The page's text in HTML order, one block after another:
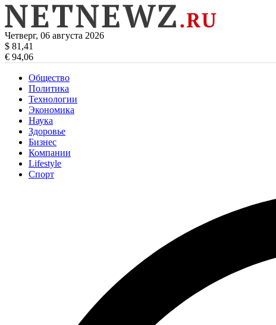
Четверг, 06 августа 2026
$ 81,41
€ 94,06
Общество
Политика
Технологии
Экономика
Наука
Здоровье
Бизнес
Компании
Lifestyle
Спорт